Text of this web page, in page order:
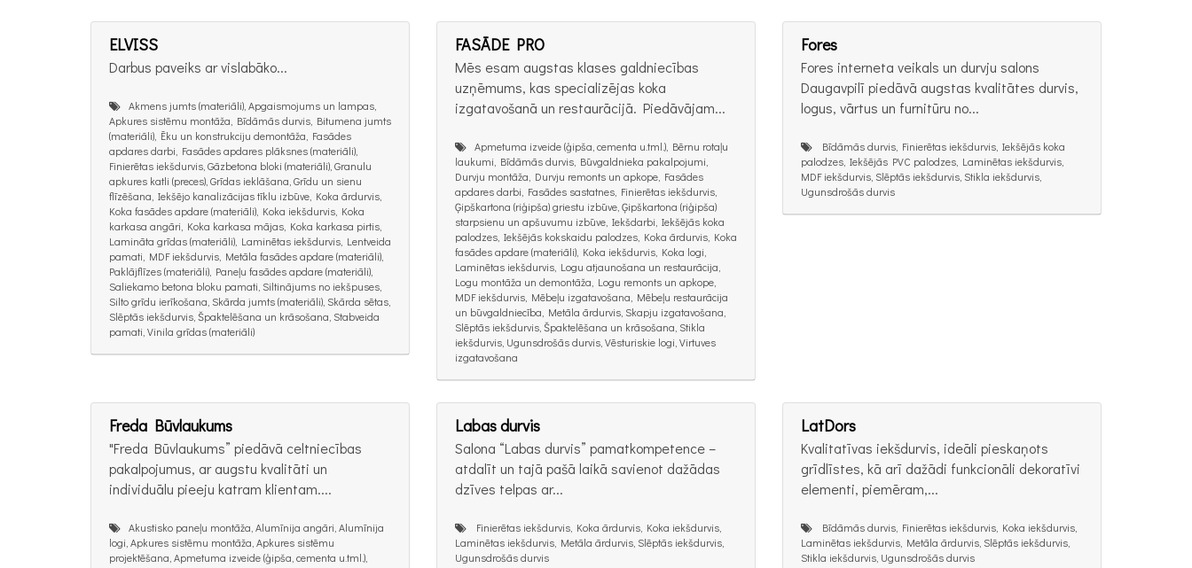
ELVISS
Darbus paveiks ar vislabāko...
Akmens jumts (materiāli), Apgaismojums un lampas,
Apkures sistēmu montāža, Bīdāmās durvis, Bitumena jumts
(materiāli), Ēku un konstrukciju demontāža, Fasādes
apdares darbi, Fasādes apdares plāksnes (materiāli),
Finierētas iekšdurvis, Gāzbetona bloki (materiāli), Granulu
apkures katli (preces), Grīdas ieklāšana, Grīdu un sienu
flīzēšana, Iekšējo kanalizācijas tīklu izbūve, Koka ārdurvis,
Koka fasādes apdare (materiāli), Koka iekšdurvis, Koka
karkasa angāri, Koka karkasa mājas, Koka karkasa pirtis,
Lamināta grīdas (materiāli), Laminētas iekšdurvis, Lentveida
pamati, MDF iekšdurvis, Metāla fasādes apdare (materiāli),
Paklājflīzes (materiāli), Paneļu fasādes apdare (materiāli),
Saliekamo betona bloku pamati, Siltinājums no iekšpuses,
Silto grīdu ierīkošana, Skārda jumts (materiāli), Skārda sētas,
Slēptās iekšdurvis, Špaktelēšana un krāsošana, Stabveida
pamati, Vinila grīdas (materiāli)
FASĀDE PRO
Mēs esam augstas klases galdniecības
uzņēmums, kas specializējas koka
izgatavošanā un restaurācijā. Piedāvājam...
Apmetuma izveide (ģipša, cementa u.tml.), Bērnu rotaļu
laukumi, Bīdāmās durvis, Būvgaldnieka pakalpojumi,
Durvju montāža, Durvju remonts un apkope, Fasādes
apdares darbi, Fasādes sastatnes, Finierētas iekšdurvis,
Ģipškartona (riģipša) griestu izbūve, Ģipškartona (riģipša)
starpsienu un apšuvumu izbūve, Iekšdarbi, Iekšējās koka
palodzes, Iekšējās kokskaidu palodzes, Koka ārdurvis, Koka
fasādes apdare (materiāli), Koka iekšdurvis, Koka logi,
Laminētas iekšdurvis, Logu atjaunošana un restaurācija,
Logu montāža un demontāža, Logu remonts un apkope,
MDF iekšdurvis, Mēbeļu izgatavošana, Mēbeļu restaurācija
un būvgaldniecība, Metāla ārdurvis, Skapju izgatavošana,
Slēptās iekšdurvis, Špaktelēšana un krāsošana, Stikla
iekšdurvis, Ugunsdrošās durvis, Vēsturiskie logi, Virtuves
izgatavošana
Fores
Fores interneta veikals un durvju salons
Daugavpilī piedāvā augstas kvalitātes durvis,
logus, vārtus un furnitūru no...
Bīdāmās durvis, Finierētas iekšdurvis, Iekšējās koka
palodzes, Iekšējās PVC palodzes, Laminētas iekšdurvis,
MDF iekšdurvis, Slēptās iekšdurvis, Stikla iekšdurvis,
Ugunsdrošās durvis
Freda Būvlaukums
"Freda Būvlaukums” piedāvā celtniecības
pakalpojumus, ar augstu kvalitāti un
individuālu pieeju katram klientam....
Akustisko paneļu montāža, Alumīnija angāri, Alumīnija
logi, Apkures sistēmu montāža, Apkures sistēmu
projektēšana, Apmetuma izveide (ģipša, cementa u.tml.),
Labas durvis
Salona “Labas durvis” pamatkompetence –
atdalīt un tajā pašā laikā savienot dažādas
dzīves telpas ar...
Finierētas iekšdurvis, Koka ārdurvis, Koka iekšdurvis,
Laminētas iekšdurvis, Metāla ārdurvis, Slēptās iekšdurvis,
Ugunsdrošās durvis
LatDors
Kvalitatīvas iekšdurvis, ideāli pieskaņots
grīdlīstes, kā arī dažādi funkcionāli dekoratīvi
elementi, piemēram,...
Bīdāmās durvis, Finierētas iekšdurvis, Koka iekšdurvis,
Laminētas iekšdurvis, Metāla ārdurvis, Slēptās iekšdurvis,
Stikla iekšdurvis, Ugunsdrošās durvis